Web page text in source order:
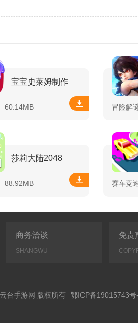
宝宝史莱姆制作
60.14MB 冒险解
莎莉大陆2048
88.92MB 赛车竞
商务洽谈
SHANGWU
免责
台手游网 版权所有 鄂ICP备19015743号